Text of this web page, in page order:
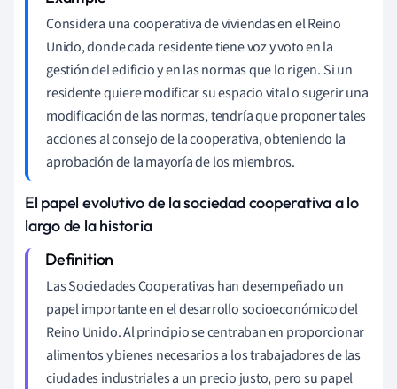
Considera una cooperativa de viviendas en el Reino
Unido, donde cada residente tiene voz y voto en la
gestión del edificio y en las normas que lo rigen. Si un
residente quiere modificar su espacio vital o sugerir una
modificación de las normas, tendría que proponer tales
acciones al consejo de la cooperativa, obteniendo la
aprobación de la mayoría de los miembros.
El papel evolutivo de la sociedad cooperativa a lo
largo de la historia
Las Sociedades Cooperativas han desempeñado un
papel importante en el desarrollo socioeconómico del
Reino Unido. Al principio se centraban en proporcionar
alimentos y bienes necesarios a los trabajadores de las
ciudades industriales a un precio justo, pero su papel